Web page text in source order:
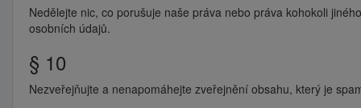
Nedělejte nic, co porušuje naše práva nebo práva kohokoli
osobních údajů.
§ 10
Nezveřejňujte a nenapomáhejte zveřejnění obsahu, který je